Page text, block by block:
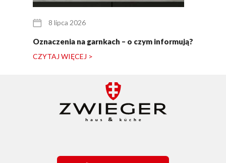
8 lipca 2026
Oznaczenia na garnkach – o czym informują?
CZYTAJ WIĘCEJ >